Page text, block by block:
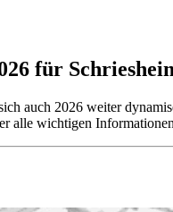
für
auch 2026 weiter
alle wichtigen